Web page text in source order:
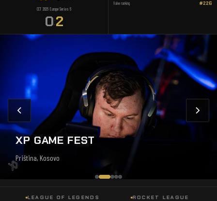
CCT 2026 Europe Series 6
0:2
Valve ranking #226
XP GAME FEST
Priština, Kosovo
LEAGUE OF LEGENDS ROCKET LEAGUE